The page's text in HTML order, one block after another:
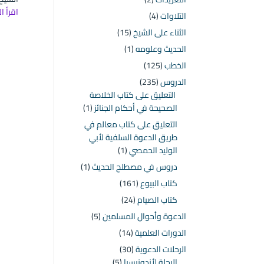
اقرأ
التلاوات(4)
الثناء على الشيخ(15)
الحديث وعلومه(1)
الخطب(125)
الدروس(235)
التعليق على كتاب الخلاصة
الصحيحة في أحكام الجنائز(1)
التعليق على كتاب معالم في
طريق الدعوة السلفية لأبي
الوليد الحمصي(1)
دروس في مصطلح الحديث(1)
كتاب البيوع(161)
كتاب الصيام(24)
الدعوة وأحوال المسلمين(5)
الدورات العلمية(14)
الرحلات الدعوية(30)